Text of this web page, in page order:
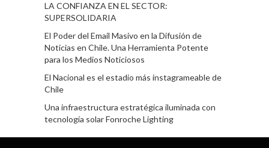
LA CONFIANZA EN EL SECTOR:
SUPERSOLIDARIA
El Poder del Email Masivo en la Difusión de
Noticias en Chile. Una Herramienta Potente
para los Medios Noticiosos
El Nacional es el estadio más instagrameable de
Chile
Una infraestructura estratégica iluminada con
tecnología solar Fonroche Lighting